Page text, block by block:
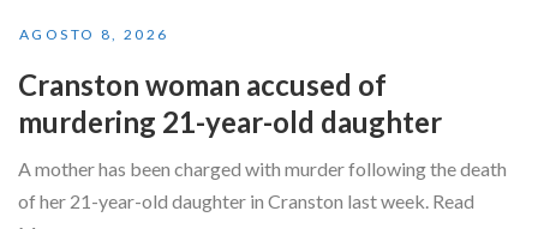
AGOSTO 8, 2026
Cranston woman accused of
murdering 21-year-old daughter
A mother has been charged with murder following the death
of her 21-year-old daughter in Cranston last week. Read